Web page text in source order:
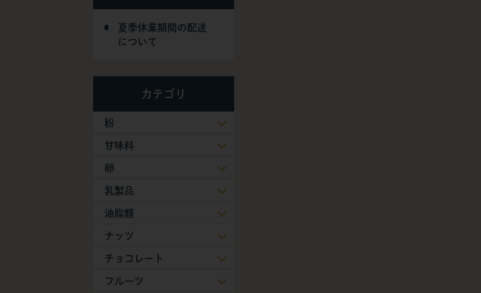
夏季休業期間の配送
について
カテゴリ
粉
甘味料
卵
乳製品
油脂類
ナッツ
チョコレート
フルーツ